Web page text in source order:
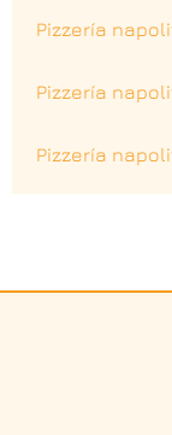
Pizzería
Pizzería
Pizzería